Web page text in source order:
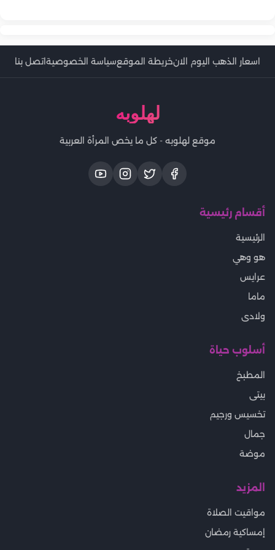
اسعار الذهب اليوم الانخريطة الموقعسياسة الخصوصيةاتصل بنا
لهلوبه
موقع لهلوبه - كل ما يخص المرأة العربية
أقسام رئيسية
الرئيسية
هو وهي
عرايس
ماما
ولادى
أسلوب حياة
المطبخ
بيتى
تخسيس ورجيم
جمال
موضة
المزيد
مواقيت الصلاة
إمساكية رمضان